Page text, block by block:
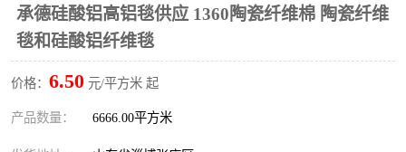
承德硅酸铝高铝毯供应 1360陶瓷纤维棉 陶瓷纤维
毯和硅酸铝纤维毯
价格： 6.50 元/平方米 起
产品数量： 6666.00平方米